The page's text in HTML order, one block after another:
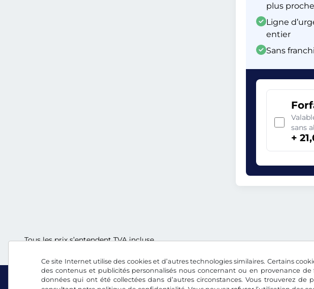
Ce site Internet utilise des cookies et d’autres technologies similaires. Certains
des contenus et publicités personnalisés nous concernant ou en provenance
données qui ont été collectées dans d’autres circonstances. Vous trouverez
plus proche
Ligne
entier
Sans
sans
+
Tous les prix s’entendent TVA incluse.